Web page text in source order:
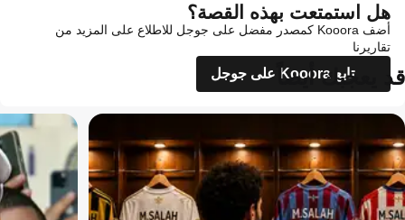
هل استمتعت بهذه القصة؟
أضف Kooora كمصدر مفضل على جوجل للاطلاع على المزيد من
تقاريرنا
تابع Kooora على جوجل
قد يعجبك أيضاً